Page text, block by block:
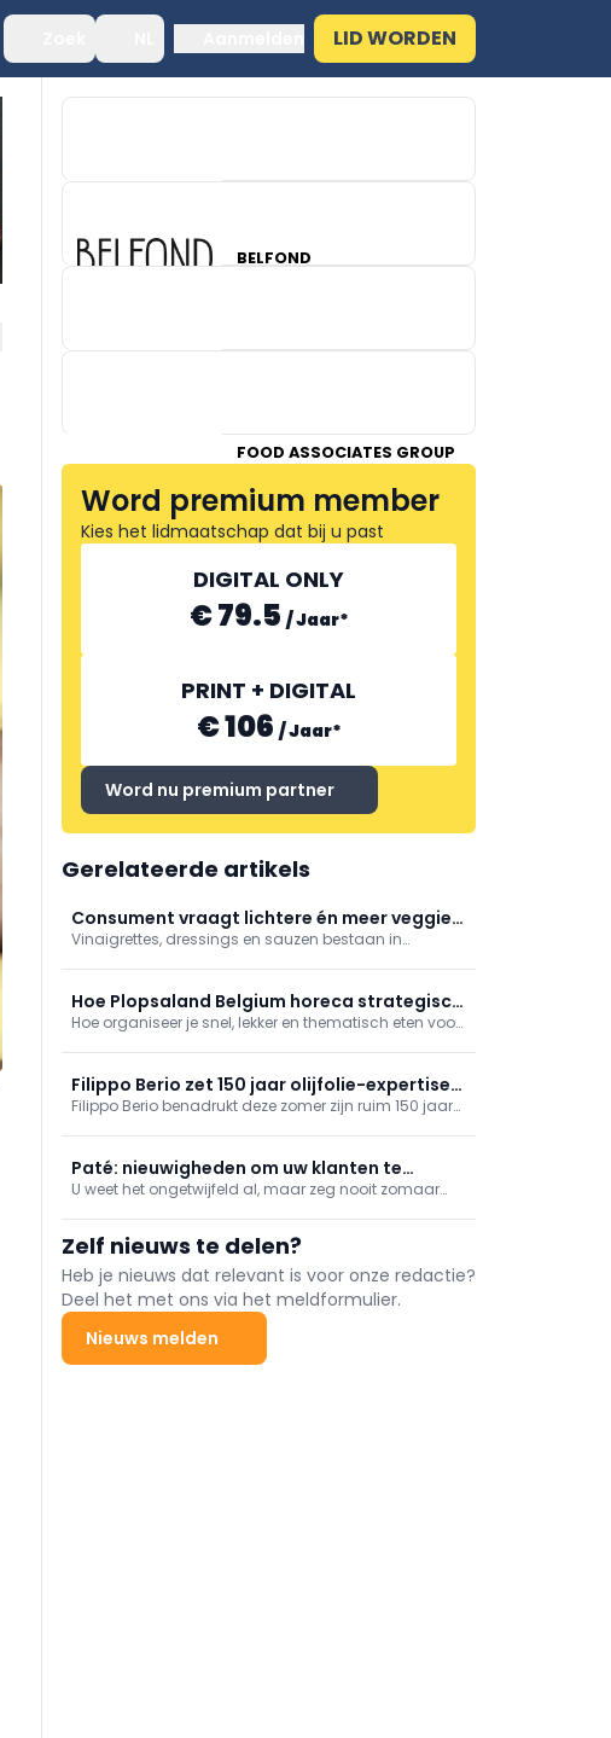
LID WORDEN
BELFOND
FOOD ASSOCIATES GROUP
Word premium member
Kies het lidmaatschap dat bij u past
DIGITAL ONLY
€ 79.5 /Jaar*
PRINT + DIGITAL
€ 106 /Jaar*
Word nu premium partner
Gerelateerde artikels
Consument vraagt lichtere én meer veggie
sauzen
Vinaigrettes, dressings en sauzen bestaan in
nog meer gezonde, vegetarische en vegan
alternatieven vraagt. Laat u inspireren door tips en
recepten van de producenten!
Hoe Plopsaland Belgium horeca strategisch
inzet als verlengstuk van de beleving
Hoe organiseer je snel, lekker en thematisch eten voor
mee achter de schermen van foodservice op
pretparktempo.
Filippo Berio zet 150 jaar olijfolie-expertise
in de kijker
Filippo Berio benadrukt deze zomer zijn ruim 150 jaar
geselecteerde olijfoliën en Italiaans vakmanschap.
Paté: nieuwigheden om uw klanten te
overtuigen
U weet het ongetwijfeld al, maar zeg nooit zomaar
allerlei recepten en verrassende smaken, voor elk
moment van de dag. Zo opent zich een wijde wereld
aan boeiende combinaties met andere voeding:
dranken, konfijten ...
Zelf nieuws te delen?
Heb je nieuws dat relevant is voor onze redactie?
Deel het met ons via het meldformulier.
Nieuws melden